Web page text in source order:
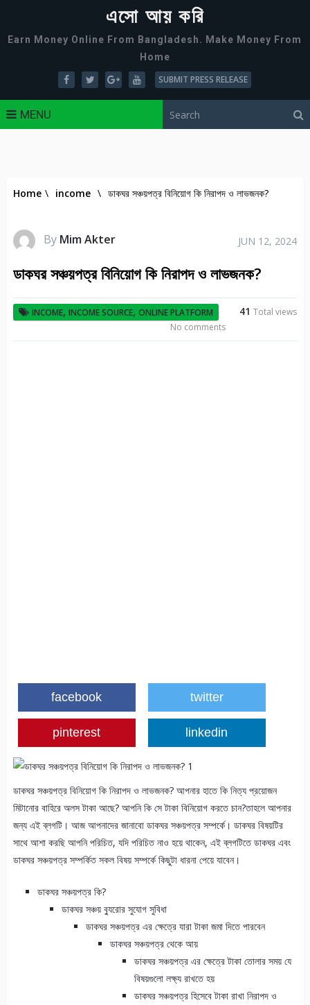
এসো আয় করি
Earn Money Online From Bangladesh. Make Money From
Home
SUBMIT PRESS RELEASE
MENU
Home \ income \ ডাকঘর সঞ্চয়পত্র বিনিয়োগ কি নিরাপদ ও লাভজনক?
By Mim Akter JUN 12, 2024
ডাকঘর সঞ্চয়পত্র বিনিয়োগ কি নিরাপদ ও লাভজনক?
INCOME, INCOME SOURCE, ONLINE PLATFORM 41Total views
No comments
facebook twitter
pinterest linkedin
ডাকঘর সঞ্চয়পত্র বিনিয়োগ কি নিরাপদ ও লাভজনক? আপনার হাতে কি নিত্য প্রয়োজন
মিটানোর বাহিরে অলস টাকা আছে? আপনি কি সে টাকা বিনিয়োগ করতে চান?তাহলে আপনার
জন্য এই ব্লগটি। আজ আপনাদের জানাবো ডাকঘর সঞ্চয়পত্র সম্পর্কে। ডাকঘর বিষয়টির
সাথে আশা করছি আপনি পরিচিত, যদি পরিচিত নাও হয়ে থাকেন, এই ব্লগটিতে ডাকঘর এবং
ডাকঘর সঞ্চয়পত্র সম্পর্কিত সকল বিষয় সম্পর্কে কিছুটা ধারনা পেয়ে যাবেন।
ডাকঘর সঞ্চয়পত্র কি?
ডাকঘর সঞ্চয় ব্যুরোর সুযোগ সুবিধা
ডাকঘর সঞ্চয়পত্র এর ক্ষেত্রে যারা টাকা জমা দিতে পারবেন
ডাকঘর সঞ্চয়পত্র থেকে আয়
ডাকঘর সঞ্চয়পত্র এর ক্ষেত্রে টাকা তোলার সময় যে
বিষয়গুলো লক্ষ্য রাখতে হয়
ডাকঘর সঞ্চয়পত্র হিসেবে টাকা রাখা নিরাপদ ও